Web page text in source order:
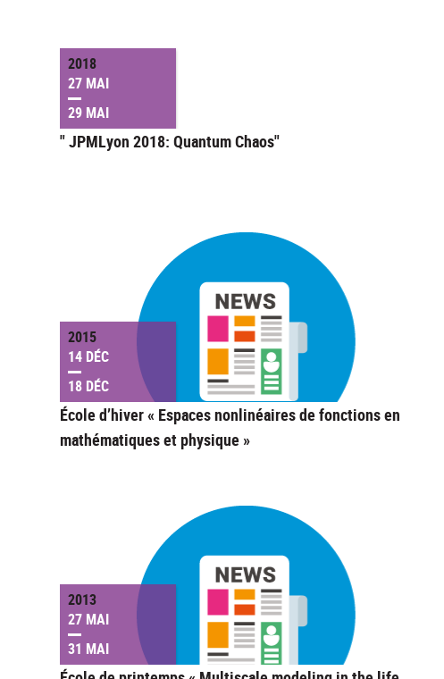
2018
27 MAI
29 MAI
" JPMLyon 2018: Quantum Chaos"
2015
14 DÉC
18 DÉC
École d’hiver « Espaces nonlinéaires de fonctions en
mathématiques et physique »
2013
27 MAI
31 MAI